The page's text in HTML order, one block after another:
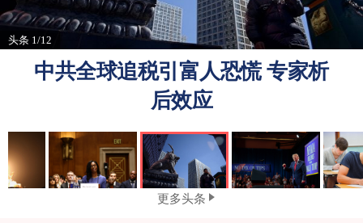
网
头条 1/12
中共全球追税引富人恐慌 专家析
后效应
更多头条